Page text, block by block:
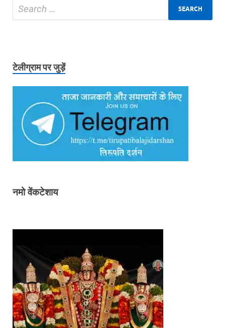
टेलीग्राम पर जुड़ें
नमो वेंकटेशाय